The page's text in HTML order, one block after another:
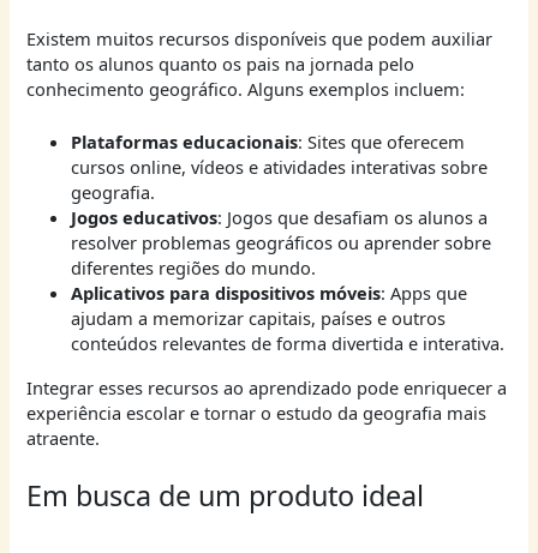
Existem muitos recursos disponíveis que podem auxiliar
tanto os alunos quanto os pais na jornada pelo
conhecimento geográfico. Alguns exemplos incluem:
Plataformas educacionais: Sites que oferecem
cursos online, vídeos e atividades interativas sobre
geografia.
Jogos educativos: Jogos que desafiam os alunos a
resolver problemas geográficos ou aprender sobre
diferentes regiões do mundo.
Aplicativos para dispositivos móveis: Apps que
ajudam a memorizar capitais, países e outros
conteúdos relevantes de forma divertida e interativa.
Integrar esses recursos ao aprendizado pode enriquecer a
experiência escolar e tornar o estudo da geografia mais
atraente.
Em busca de um produto ideal